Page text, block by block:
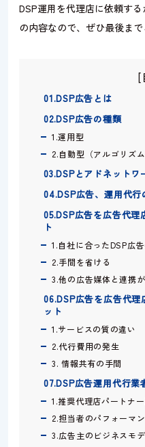
DSP運用を代理店に依頼す
の内容なので、ぜひ最後まで
[
01.DSP広告とは
02.DSP広告の種類
1.運用型
2.自動型（アルゴリズム
03.DSPとアドネットワ
04.DSP広告、運用代行
05.DSP広告を広告代理
ト
1.自社に合ったDSP広
2.手間を省ける
3.他の広告媒体と連携
06.DSP広告を広告代理
ット
1.サービスの質の違い
2.代行費用の発生
3. 情報共有の手間
07.DSP広告運用代行業
1.推奨代理店パートナ
2.担当者のパフォーマ
3.広告主のビジネスモ